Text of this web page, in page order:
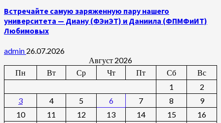
Встречайте самую заряженную пару нашего
университета — Диану (ФЭиЭТ) и Даниила (ФПМФиИТ)
Любимовых
admin 26.07.2026
Август 2026
Пн
Вт Ср Чт Пт Сб
Вс
1
2
3
4 5 6 7 8
9
10
11 12 13 14 15
16